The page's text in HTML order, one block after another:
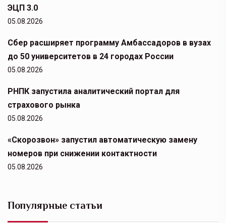
ЭЦП 3.0
05.08.2026
Сбер расширяет программу Амбассадоров в вузах
до 50 университетов в 24 городах России
05.08.2026
РНПК запустила аналитический портал для
страхового рынка
05.08.2026
«Скорозвон» запустил автоматическую замену
номеров при снижении контактности
05.08.2026
Популярные статьи